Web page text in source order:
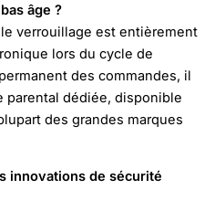
âge ?
verrouillage est entièrement
lors du cycle de
des commandes, il
dédiée, disponible
des grandes marques
innovations de sécurité